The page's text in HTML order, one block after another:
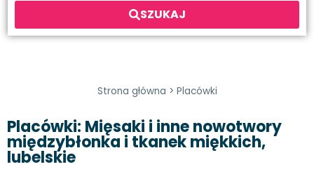
SZUKAJ
Strona główna > Placówki
Placówki: Mięsaki i inne nowotwory
międzybłonka i tkanek miękkich,
lubelskie